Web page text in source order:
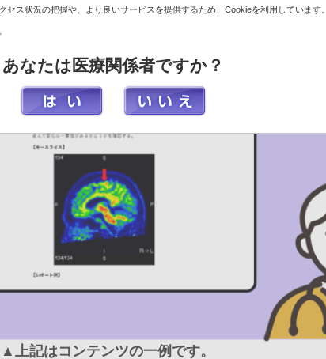
▲上記はコンテンツの一例です。
セス状況の把握や、より良いサービスを提供するため、Cookieを利用しています。
あなたは医療関係者ですか？